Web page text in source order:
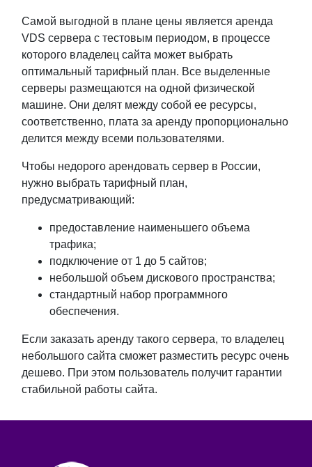
Самой выгодной в плане цены является аренда
VDS сервера с тестовым периодом, в процессе
которого владелец сайта может выбрать
оптимальный тарифный план. Все выделенные
серверы размещаются на одной физической
машине. Они делят между собой ее ресурсы,
соответственно, плата за аренду пропорционально
делится между всеми пользователями.
Чтобы недорого арендовать сервер в России,
нужно выбрать тарифный план,
предусматривающий:
предоставление наименьшего объема
трафика;
подключение от 1 до 5 сайтов;
небольшой объем дискового пространства;
стандартный набор программного
обеспечения.
Если заказать аренду такого сервера, то владелец
небольшого сайта сможет разместить ресурс очень
дешево. При этом пользователь получит гарантии
стабильной работы сайта.